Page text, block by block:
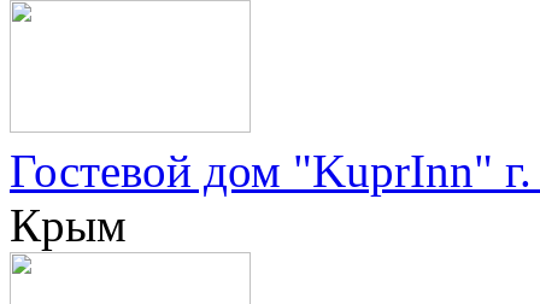
Гостевой дом "KuprInn" г.
Крым